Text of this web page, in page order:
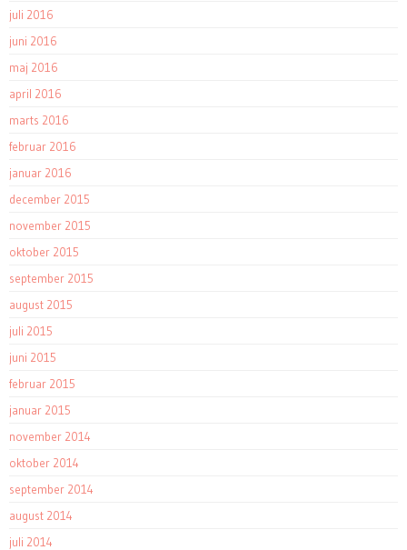
juli 2016
juni 2016
maj 2016
april 2016
marts 2016
februar 2016
januar 2016
december 2015
november 2015
oktober 2015
september 2015
august 2015
juli 2015
juni 2015
februar 2015
januar 2015
november 2014
oktober 2014
september 2014
august 2014
juli 2014